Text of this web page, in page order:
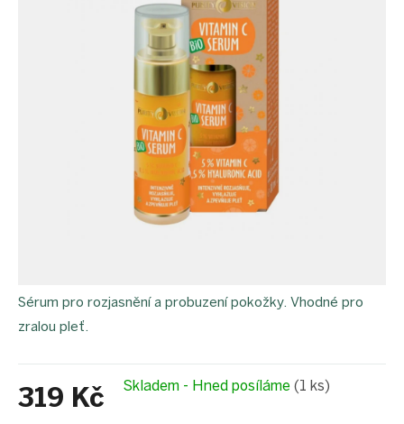
319 Kč Skladem - Hned posíláme (1 ks)
Sérum pro rozjasnění a probuzení pokožky. Vhodné pro
zralou pleť.